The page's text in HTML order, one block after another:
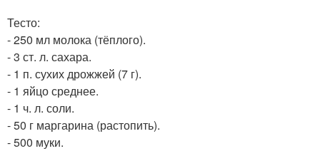
Тесто:
- 250 мл молока (тёплого).
- 3 ст. л. сахара.
- 1 п. сухих дрожжей (7 г).
- 1 яйцо среднее.
- 1 ч. л. соли.
- 50 г маргарина (растопить).
- 500 муки.